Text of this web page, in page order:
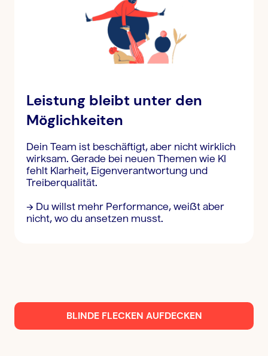
Leistung bleibt unter den
Möglichkeiten
Dein Team ist beschäftigt, aber nicht wirklich
wirksam. Gerade bei neuen Themen wie KI
fehlt Klarheit, Eigenverantwortung und
Treiberqualität.
→ Du willst mehr Performance, weißt aber
nicht, wo du ansetzen musst.
BLINDE FLECKEN AUFDECKEN